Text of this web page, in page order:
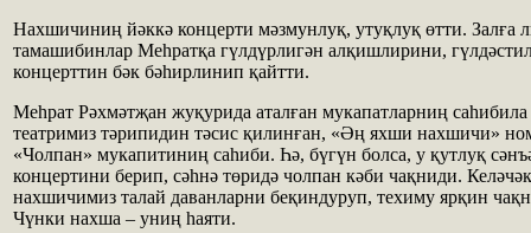
Нахшичиниң йәккә концерти мәзмунлуқ, утуқлуқ өтти. Залға
тамашибинлар Меһратқа гүлдүрлигән алқишлирини,
концерттин бәк бәһирлинип қайтти.
Меһрат Рәхмәтҗан жуқурида аталған мукапатларниң
театримиз тәрипидин тәсис қилинған, «Әң яхши нахшичи»
«Чолпан» мукапитиниң саһиби. Һә, бүгүн болса, у қутлуқ
концертини берип, сәһнә төридә чолпан кәби чақниди.
нахшичимиз талай даванларни беқиндуруп, техиму ярқин
Чүнки нахша – униң һаяти.